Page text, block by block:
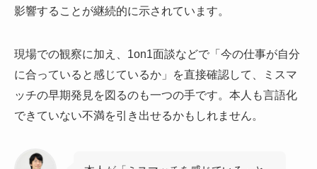
影響することが継続的に示されています。
現場での観察に加え、1on1面談などで「今の仕事が自分
に合っていると感じているか」を直接確認して、ミスマ
ッチの早期発見を図るのも一つの手です。本人も言語化
できていない不満を引き出せるかもしれません。